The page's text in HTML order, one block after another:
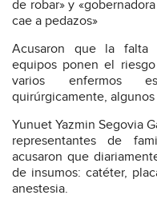
de robar» y
cae a pedazos»
Acusaron que la falta
equipos ponen el
varios enfermos
quirúrgicamente,
Yunuet Yazmin Segovia
representantes de
acusaron que
de insumos: catéter,
anestesia.